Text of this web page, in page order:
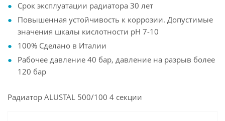
Cрок эксплуатации радиатора 30 лет
Повышенная устойчивость к коррозии. Допустимые
значения шкалы кислотности pH 7-10
100% Сделано в Италии
Рабочее давление 40 бар, давление на разрыв более
120 бар
Радиатор ALUSTAL 500/100 4 секции